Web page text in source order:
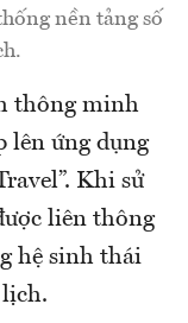
nền tảng số
thông minh
lên ứng dụng
Khi sử
liên thông
hệ sinh thái
lịch.